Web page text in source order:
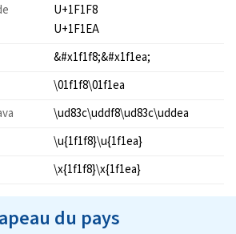
U+1F1F8
U+1F1EA
&#x1f1f8;&#x1f1ea;
\01f1f8\01f1ea
\ud83c\uddf8\ud83c\uddea
\u{1f1f8}\u{1f1ea}
\x{1f1f8}\x{1f1ea}
du pays